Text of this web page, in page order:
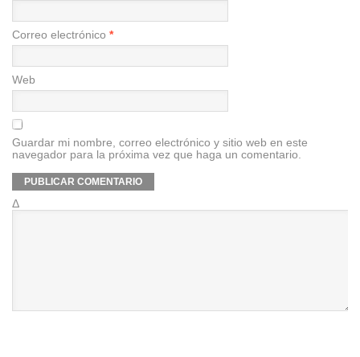
Correo electrónico *
Web
Guardar mi nombre, correo electrónico y sitio web en este
navegador para la próxima vez que haga un comentario.
Δ